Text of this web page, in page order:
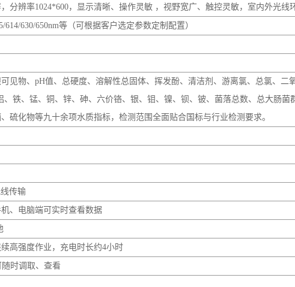
2023《邻菲啰啉分光光度法-总铁》 GB/T 5750.6-2023《二乙基二硫代氨
《双硫腙分光光度法-总锌》 GB/T 5750.12-2023《菌落总数-平皿计数法》
GB/T 6920-1986 《水质 pH值的测定 玻璃电极法》 GB/T5750.4－2023《色
2023《浊度 福尔马肼法》 GB/T 5750.4-2023《直接观察法-肉眼可见物》 GB/
皿计数法 菌落总数》
少10万小时，无热损耗、发光稳定性强，长期检测无衰减
分辨率1024*600，显示清晰、操作灵敏 ，视野宽广、触控灵敏，室内外光线
614/630/650nm等（可根据客户选定参数定制配置）
见物、pH值、总硬度、溶解性总固体、挥发酚、清洁剂、游离氯、总氯、二
、铁、锰、铜、锌、砷、六价铬、银、钼、镍、钡、铍、菌落总数、总大肠菌
硫化物等九十余项水质指标，检测范围全面贴合国标与行业检测要求。